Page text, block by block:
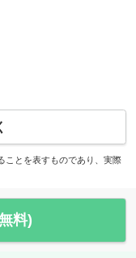
ことを表すものであり、実際
料)